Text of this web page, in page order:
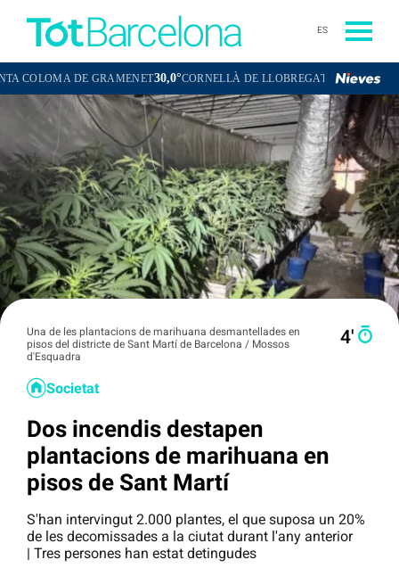
ES
DE GRAMENET30,0°CORNELLÀ DE LLOBREGAT30,4°SANT BOI DE
Una de les plantacions de marihuana desmantellades en
pisos del districte de Sant Martí de Barcelona / Mossos
d'Esquadra
4′
Societat
Dos incendis destapen
plantacions de marihuana en
pisos de Sant Martí
S'han intervingut 2.000 plantes, el que suposa un 20%
de les decomissades a la ciutat durant l'any anterior
| Tres persones han estat detingudes